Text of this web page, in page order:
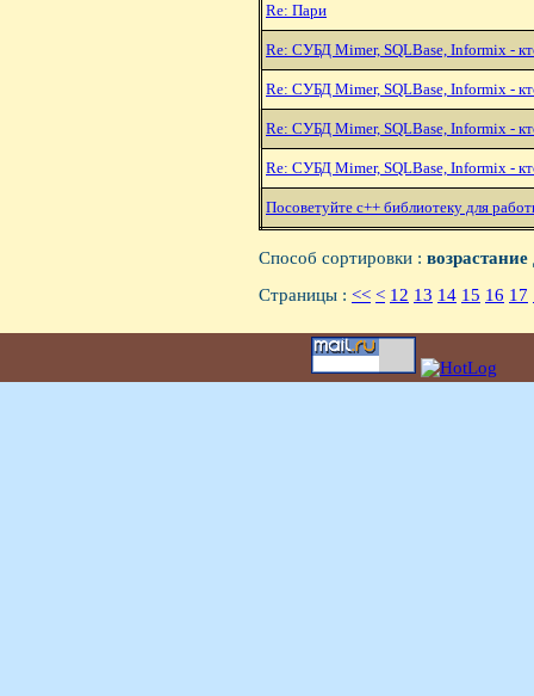
Re: Пари
Re: СУБД Mimer, SQLBase, Informix -
Re: СУБД Mimer, SQLBase, Informix -
Re: СУБД Mimer, SQLBase, Informix -
Re: СУБД Mimer, SQLBase, Informix -
Посоветуйте c++ библиотеку для
Способ сортировки :
Страницы : << < 12 13 14 15 16 17